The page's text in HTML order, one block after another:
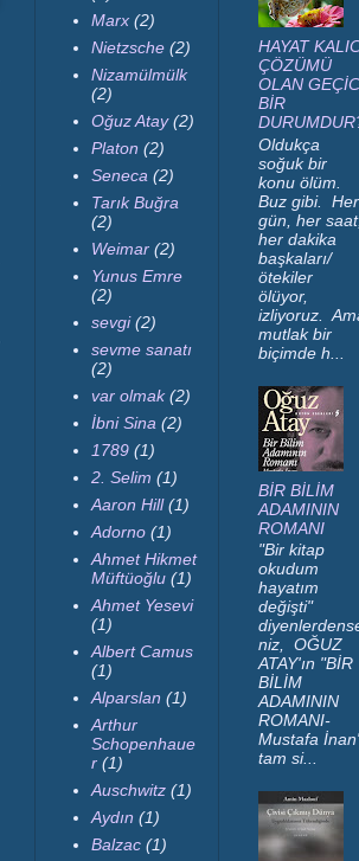
Marx (2)
Nietzsche (2)
Nizamülmülk
(2)
Oğuz Atay (2)
Platon (2)
Seneca (2)
Tarık Buğra
(2)
Weimar (2)
Yunus Emre
(2)
sevgi (2)
sevme sanatı
(2)
var olmak (2)
İbni Sina (2)
1789 (1)
2. Selim (1)
Aaron Hill (1)
Adorno (1)
Ahmet Hikmet
Müftüoğlu (1)
Ahmet Yesevi
(1)
Albert Camus
(1)
Alparslan (1)
Arthur
Schopenhaue
r (1)
Auschwitz (1)
Aydın (1)
Balzac (1)
HAYAT
ÇÖZÜMÜ
OLAN
BİR
Oldukça
soğuk bir
konu ölüm.
Buz gibi. Her
gün, her saat,
her dakika
başkaları/
ötekiler
ölüyor,
izliyoruz.
mutlak bir
biçimde h...
BİR BİLİM
ADAMININ
ROMANI
"Bir kitap
okudum
hayatım
değişti"
niz, OĞUZ
ATAY'ın "BİR
BİLİM
ADAMININ
ROMANI-
Mustafa
tam si...